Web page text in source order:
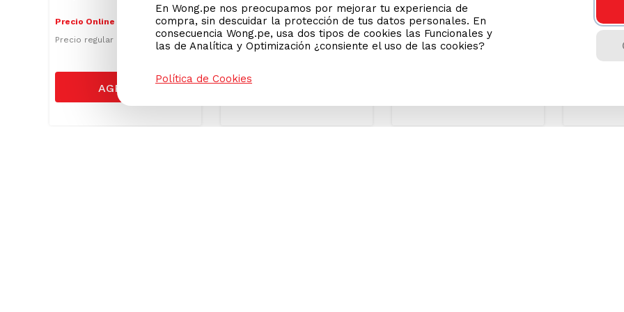
Precio Online S/ 18.50
Precio regular S/20.50
Precio Online S/ 21.50 Precio Online Precio Online
En Wong.pe nos preocupamos por mejorar tu experiencia de
compra, sin descuidar la protección de tus datos personales. En
consecuencia Wong.pe, usa dos tipos de cookies las Funcionales y
las de Analítica y Optimización ¿consiente el uso de las cookies?
Política de Cookies